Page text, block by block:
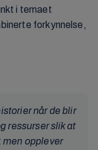
i temaet
forkynnelse,
når de blir
ressurser slik at
men opplever